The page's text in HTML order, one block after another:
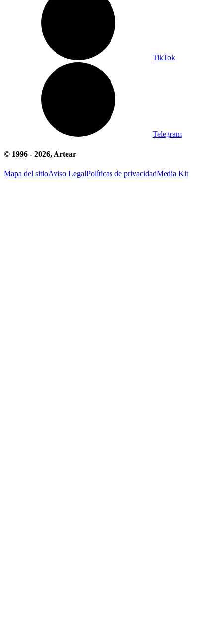
TikTok
Telegram
© 1996 - 2026, Artear
Mapa del sitioAviso LegalPolíticas de privacidadMedia Kit